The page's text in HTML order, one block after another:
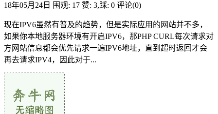
18年05月24日 围观: 17 赞: 3,踩: 0 评论(0)
现在IPV6虽然有普及的趋势，但是实际应用的网站并不多，
如果你本地服务器环境有开启IPV6，那PHP CURL每次请求对
方网站信息都会优先请求一遍IPV6地址，直到超时返回才会
再去请求IPV4，因此对于...